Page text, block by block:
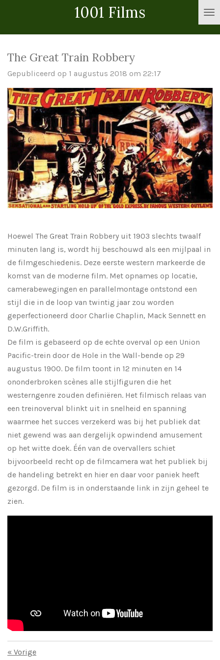
hoofdinhoud
1001 Films
The Great Train Robbery
Gepubliceerd op 1 augustus 2018 om 22:17
Hoewel The Great Train Robbery uit 1903 slechts twaalf
minuten lang is, wordt hij beschouwd als een mijlpaal in
de filmgeschiedenis. Deze eerste western markeerde de
komst van de moderne film. Met opnames op locatie,
camerabewegingen en parallelmontage ontstond een
stijl die in de loop van twintig jaar zou worden
geperfectioneerd door Charlie Chaplin, Mack Sennett en
D.W.Griffith.
De film is gebaseerd op de echte overval op een Union
Pacific-trein door de Hole in the Wall-bende op 29
augustus 1900. De film toont in 12 minuten en 14
ononderbroken scènes alle stijlfiguren die het
westerngenre zouden definiëren. Het filmisch relaas van
een treinoverval blinkt uit in snelheid en spanning
waarmee het succes verzekerd was bij het publiek dat
niet gewend was aan dergelijk opwindend amusement
op het witte doek. Één van de overvallers schiet
bijvoorbeeld recht op de filmcamera wat het publiek bij
de handeling betrekt en hier en daar voor paniek heeft
gezorgd. De film is in onderstaande link in zijn geheel te
zien.
« Vorige